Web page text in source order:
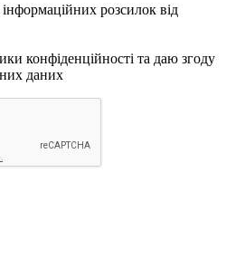
розсилок від
конфіденційності та даю згоду
даних